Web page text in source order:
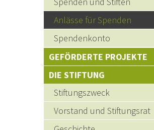
Anlässe für Spenden
Spendenkonto
GEFÖRDERTE PROJEKTE
DIE STIFTUNG
Stiftungszweck
Vorstand und Stiftungsrat